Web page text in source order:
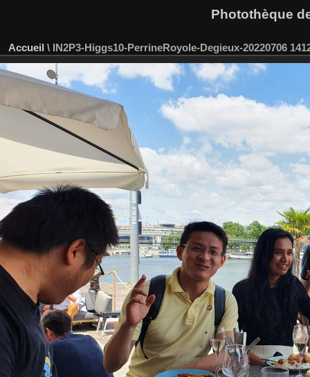
Photothèque
Accueil \ IN2P3-Higgs10-PerrineRoyole-Degieux-20220706